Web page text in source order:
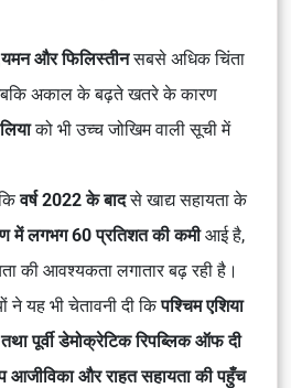
और फिलिस्तीनसबसे अधिक चिंता
अकाल के बढ़ते खतरे के कारण
को भी उच्च जोखिम वाली सूची में
किवर्ष 2022 के बादसे खाद्य सहायता के
में लगभग 60 प्रतिशत की कमीआई है,
की आवश्यकता लगातार बढ़ रही है।
ने यह भी चेतावनी दी किपश्चिम एशिया
पूर्वी डेमोक्रेटिक रिपब्लिक ऑफ दी
आजीविका और राहत सहायता की पहुँच